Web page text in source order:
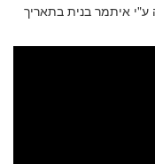
ע"י איתמר בנית בתאריך